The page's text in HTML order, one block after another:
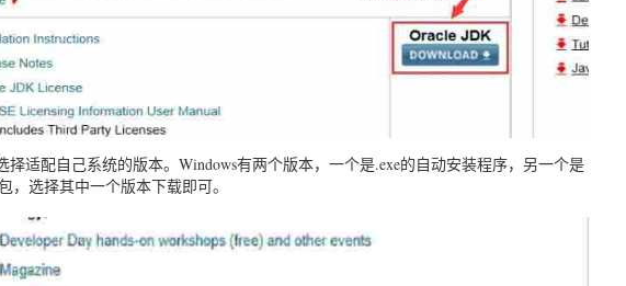
择适配自己系统的版本。Windows有两个版本，一个是.exe的自动安装程序，另一个是
，选择其中一个版本下载即可。